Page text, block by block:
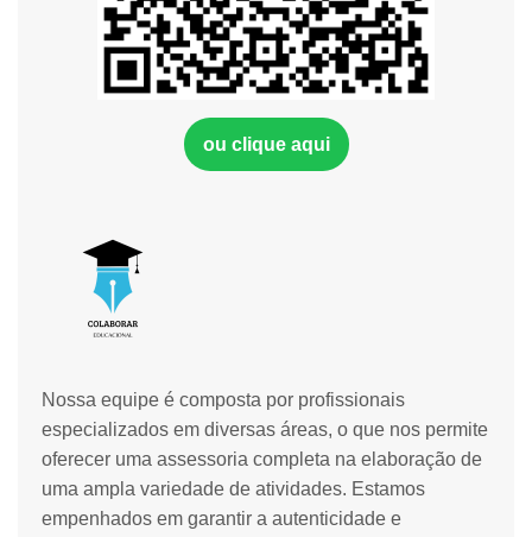
Nossa equipe é composta por profissionais
especializados em diversas áreas, o que nos permite
oferecer uma assessoria completa na elaboração de
uma ampla variedade de atividades. Estamos
empenhados em garantir a autenticidade e
ou clique aqui